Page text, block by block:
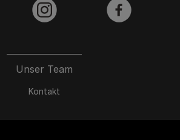
Unser Team
Kontakt
instagram facebook